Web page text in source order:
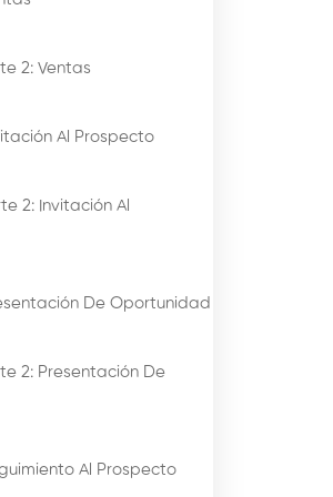
2: Ventas
Al Prospecto
2: Invitación Al
De Oportunidad
2: Presentación De
Al Prospecto